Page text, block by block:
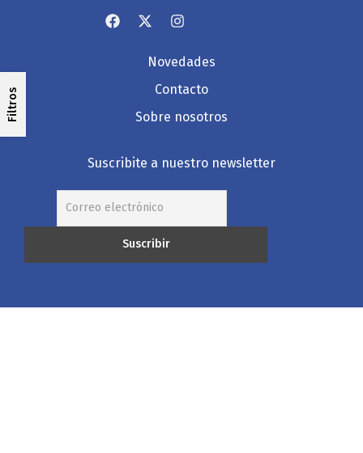
Filtros
Novedades
Contacto
Sobre nosotros
Suscribite a nuestro newsletter